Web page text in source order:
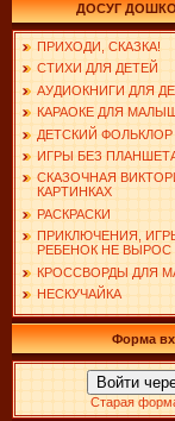
ДОСУГ
ПРИХОДИ, СКАЗКА!
СТИХИ ДЛЯ ДЕТЕЙ
АУДИОКНИГИ ДЛЯ
КАРАОКЕ ДЛЯ
ДЕТСКИЙ ФОЛЬКЛОР
ИГРЫ БЕЗ
СКАЗОЧНАЯ
КАРТИНКАХ
РАСКРАСКИ
ПРИКЛЮЧЕНИЯ,
РЕБЕНОК НЕ ВЫРОС
КРОССВОРДЫ ДЛЯ
НЕСКУЧАЙКА
Форма
Войти
Старая